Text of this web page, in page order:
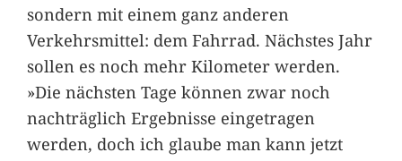
sondern mit einem ganz anderen
Verkehrsmittel: dem Fahrrad. Nächstes Jahr
sollen es noch mehr Kilometer werden.
»Die nächsten Tage können zwar noch
nachträglich Ergebnisse eingetragen
werden, doch ich glaube man kann jetzt